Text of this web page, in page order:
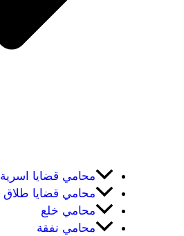
محامي قضايا اسرية
محامي قضايا طلاق
محامي خلع
محامي نفقة